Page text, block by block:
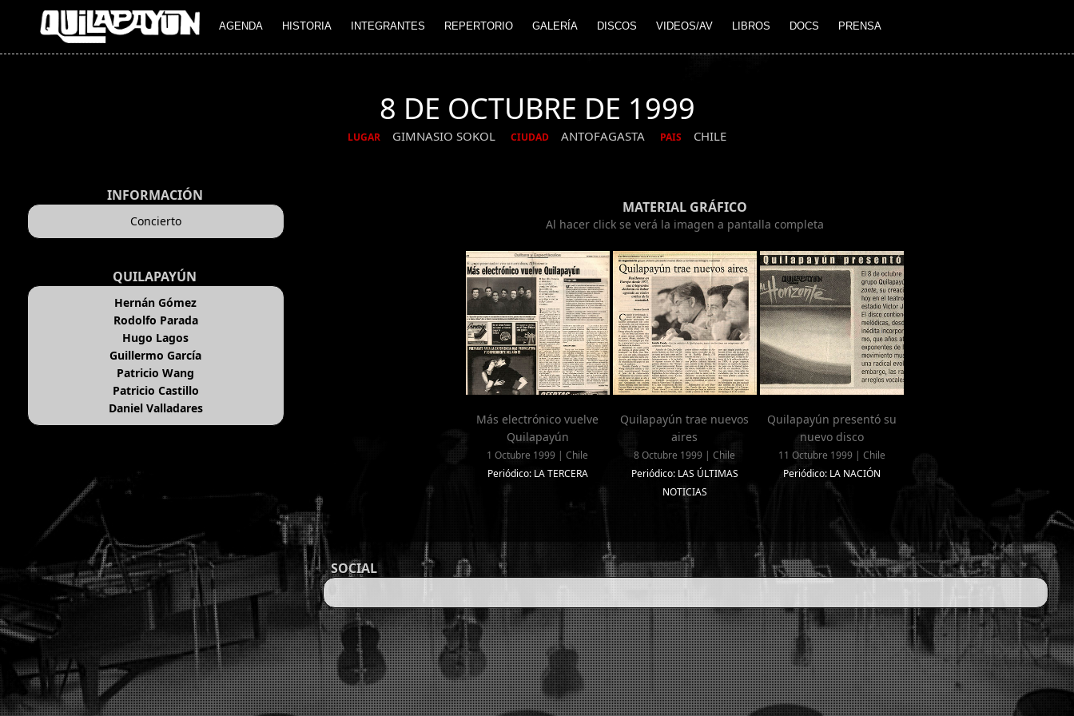
AGENDA HISTORIA INTEGRANTES REPERTORIO GALERÍA DISCOS VIDEOS/AV LIBROS DOCS PRENSA
8 DE OCTUBRE DE 1999
LUGAR GIMNASIO SOKOL CIUDAD ANTOFAGASTA PAIS CHILE
INFORMACIÓN
Concierto
QUILAPAYÚN
Hernán Gómez
Rodolfo Parada
Hugo Lagos
Guillermo García
Patricio Wang
Patricio Castillo
Daniel Valladares
MATERIAL GRÁFICO
Al hacer click se verá la imagen a pantalla completa
Más electrónico vuelve
Quilapayún
1 Octubre 1999 | Chile
Periódico: LA TERCERA
Quilapayún trae nuevos
aires
8 Octubre 1999 | Chile
Periódico: LAS ÚLTIMAS
NOTICIAS
Quilapayún presentó su
nuevo disco
11 Octubre 1999 | Chile
Periódico: LA NACIÓN
SOCIAL